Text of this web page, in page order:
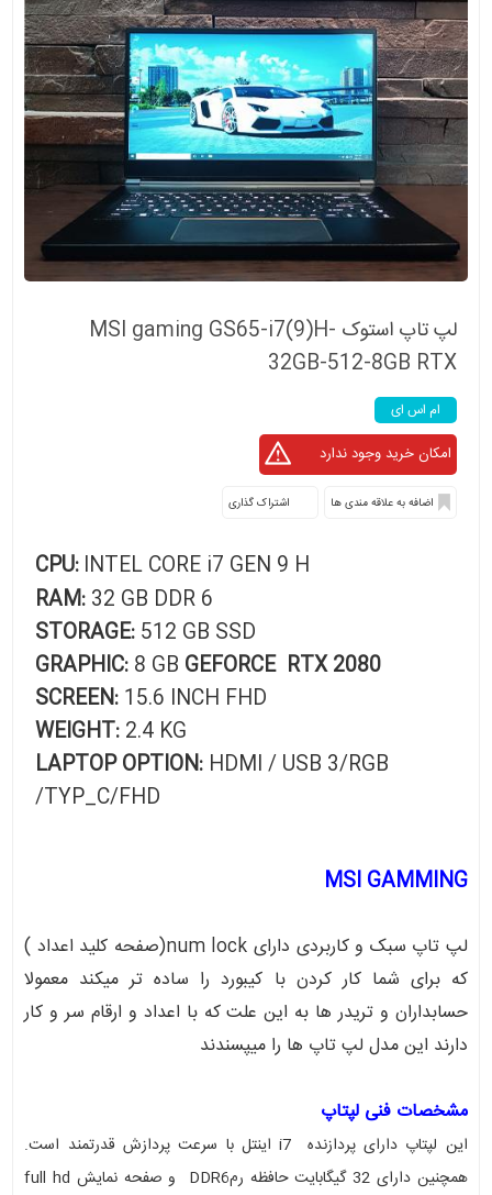
لپ تاپ استوک MSI gaming GS65-i7(9)H-
32GB-512-8GB RTX
ام اس ای
اشتراک گذاری
CPU: INTEL CORE i7 GEN 9 H
RAM: 32 GB DDR 6
STORAGE: 512 GB SSD
GRAPHIC: 8 GB GEFORCE RTX 2080
SCREEN: 15.6 INCH FHD
WEIGHT: 2.4 KG
LAPTOP OPTION: HDMI / USB 3/RGB
/TYP_C/FHD
MSI GAMMING
لپ تاپ سبک و کاربردی دارای num lock(صفحه کلید اعداد )
که برای شما کار کردن با کیبورد را ساده تر میکند معمولا
حسابداران و تریدر ها به این علت که با اعداد و ارقام سر و کار
دارند این مدل لپ تاپ ها را میپسندند
مشخصات فنی لپتاپ
این لپتاپ دارای پردازنده i7 اینتل با سرعت پردازش قدرتمند است.
همچنین دارای 32 گیگابایت حافظه رمDDR6 و صفحه نمایش full hd